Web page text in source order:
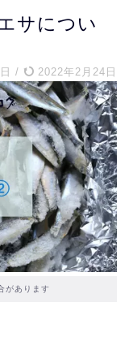
サについ
/ 2022年2月24日
があります